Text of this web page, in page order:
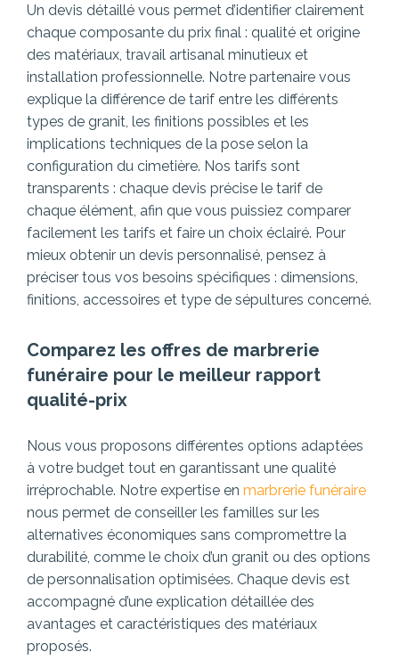
Un devis détaillé vous permet d’identifier clairement
chaque composante du prix final : qualité et origine
des matériaux, travail artisanal minutieux et
installation professionnelle. Notre partenaire vous
explique la différence de tarif entre les différents
types de granit, les finitions possibles et les
implications techniques de la pose selon la
configuration du cimetière. Nos tarifs sont
transparents : chaque devis précise le tarif de
chaque élément, afin que vous puissiez comparer
facilement les tarifs et faire un choix éclairé. Pour
mieux obtenir un devis personnalisé, pensez à
préciser tous vos besoins spécifiques : dimensions,
finitions, accessoires et type de sépultures concerné.
Comparez les offres de marbrerie
funéraire pour le meilleur rapport
qualité-prix
Nous vous proposons différentes options adaptées
à votre budget tout en garantissant une qualité
irréprochable. Notre expertise en marbrerie funéraire
nous permet de conseiller les familles sur les
alternatives économiques sans compromettre la
durabilité, comme le choix d’un granit ou des options
de personnalisation optimisées. Chaque devis est
accompagné d’une explication détaillée des
avantages et caractéristiques des matériaux
proposés.